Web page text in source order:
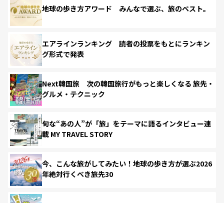
地球の歩き方アワード みんなで選ぶ、旅のベスト。
エアラインランキング 読者の投票をもとにランキン
グ形式で発表
Next韓国旅 次の韓国旅行がもっと楽しくなる 旅先・
グルメ・テクニック
旬な“あの人”が「旅」をテーマに語るインタビュー連
載 MY TRAVEL STORY
今、こんな旅がしてみたい！地球の歩き方が選ぶ2026
年絶対行くべき旅先30